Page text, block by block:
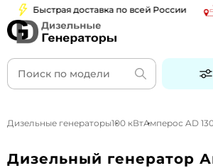
Быстрая доставка по всей России
Дизельные генераторы100 кВтАмперос AD
Дизельный генератор